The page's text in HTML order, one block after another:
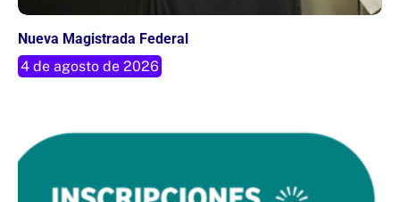
Nueva Magistrada Federal
4 de agosto de 2026